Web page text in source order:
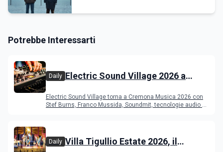
Potrebbe Interessarti
Daily Electric Sound Village 2026 a
Young Band Contest, il programma
Electric Sound Village torna a Cremona Musica 2026 con
Stef Burns, Franco Mussida, Soundmit, tecnologie audio e
Daily Villa Tigullio Estate 2026, il